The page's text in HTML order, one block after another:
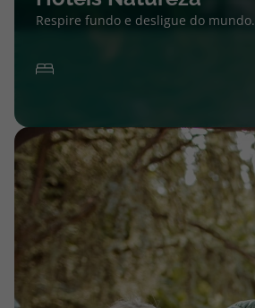
Respire fundo e desligue do mundo.